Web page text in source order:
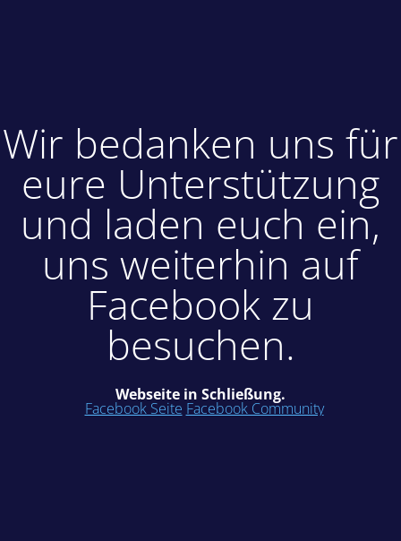
Wir bedanken uns für
eure Unterstützung
und laden euch ein,
uns weiterhin auf
Facebook zu
besuchen.
Webseite in Schließung.
Facebook Seite Facebook Community